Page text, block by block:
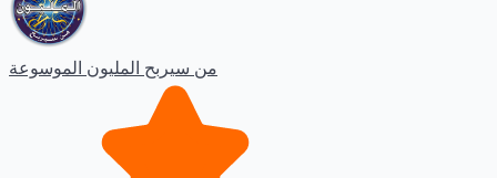
من سيربح المليون الموسوعة